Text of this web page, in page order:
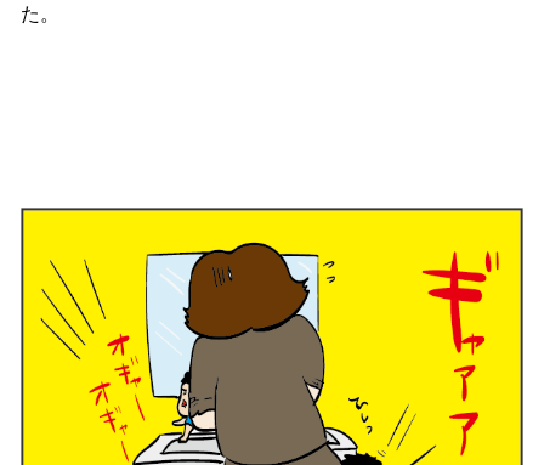
た。